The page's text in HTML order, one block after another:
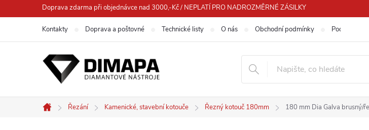
na
Doprava zdarma při objednávce nad 3000,-Kč / NEPLATÍ PRO NADROZMĚRNÉ ZÁSILKY
Kontakty Doprava a poštovné Technické listy O nás Obchodní podmínky Podmínky
Domů
Řezání Kamenické, stavební kotouče Řezný kotouč 180mm 180 mm Dia Galva brusný/